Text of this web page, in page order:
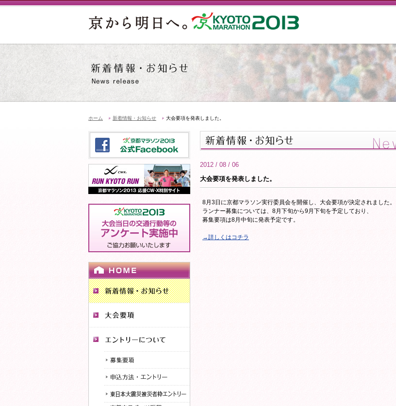
ホーム 新着情報・お知らせ 大会要項を発表しました。
2012 / 08 / 06
大会要項を発表しました。
8月3日に京都マラソン実行委員会を開催し、大会要項が決定されました。
ランナー募集については、8月下旬から9月下旬を予定しており、
募集要項は8月中旬に発表予定です。
→詳しくはコチラ